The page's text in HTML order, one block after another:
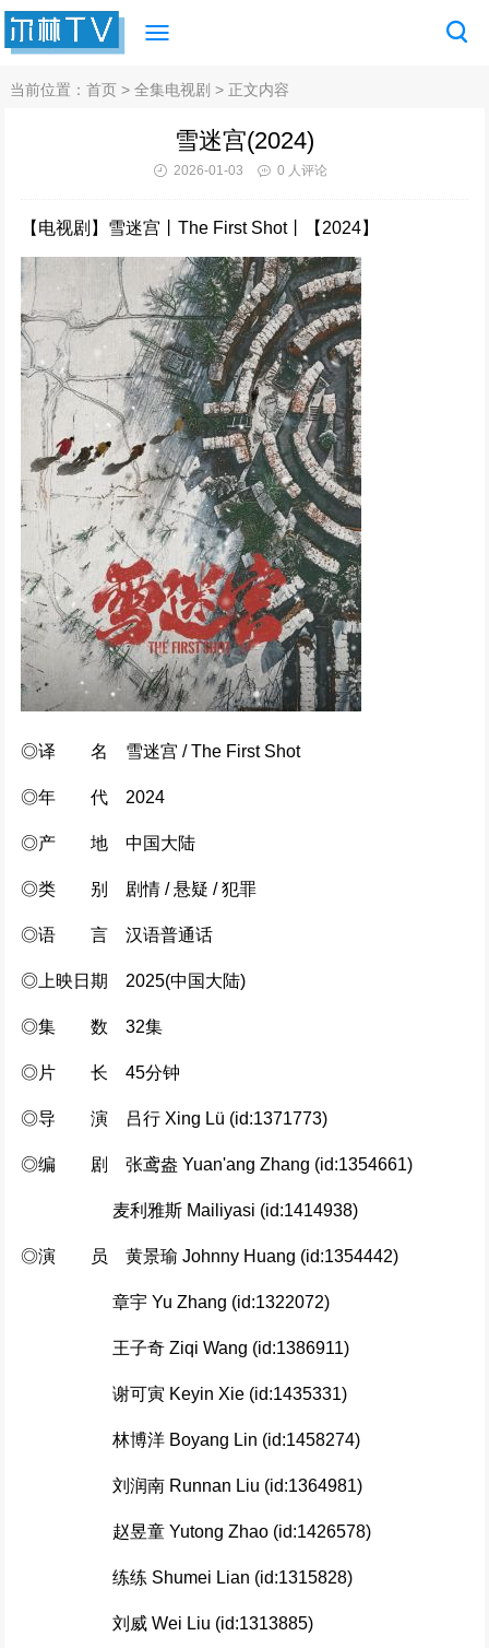
当前位置：首页 >全集电视剧 > 正文内容
雪迷宫(2024)
2026-01-03 0 人评论
【电视剧】雪迷宫丨The First Shot丨【2024】
◎译 名 雪迷宫 / The First Shot
◎年 代 2024
◎产 地 中国大陆
◎类 别 剧情 / 悬疑 / 犯罪
◎语 言 汉语普通话
◎上映日期 2025(中国大陆)
◎集 数 32集
◎片 长 45分钟
◎导 演 吕行 Xing Lü (id:1371773)
◎编 剧 张鸢盎 Yuan'ang Zhang (id:1354661)
麦利雅斯 Mailiyasi (id:1414938)
◎演 员 黄景瑜 Johnny Huang (id:1354442)
章宇 Yu Zhang (id:1322072)
王子奇 Ziqi Wang (id:1386911)
谢可寅 Keyin Xie (id:1435331)
林博洋 Boyang Lin (id:1458274)
刘润南 Runnan Liu (id:1364981)
赵昱童 Yutong Zhao (id:1426578)
练练 Shumei Lian (id:1315828)
刘威 Wei Liu (id:1313885)